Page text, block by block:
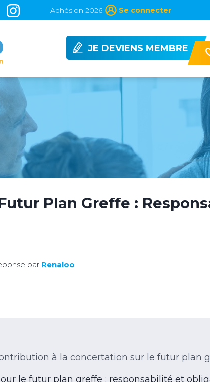
Adhésion 2026 Se connecter
JE DEVIENS MEMBRE
Plan Greffe :
par Renaloo
à la concertation sur le futur plan
le futur plan greffe : responsabilité et